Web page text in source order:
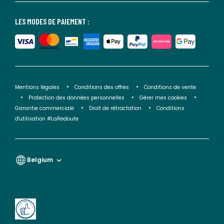
LES MODES DE PAIEMENT :
Mentions légales Conditions des offres
Conditions de vente
Protection des données personnelles
Gérer mes cookies
Garantie commerciale
Droit de rétractation
Conditions
d'utilisation #LaRedoute
Belgium